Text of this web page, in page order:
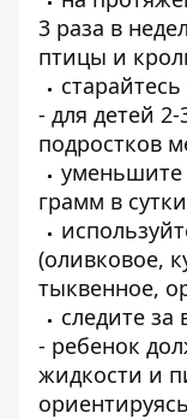
3 раза в
птицы и
- для детей
подростков
уменьшите
грамм в
(оливковое,
тыквенное,
следите
- ребенок
жидкости и